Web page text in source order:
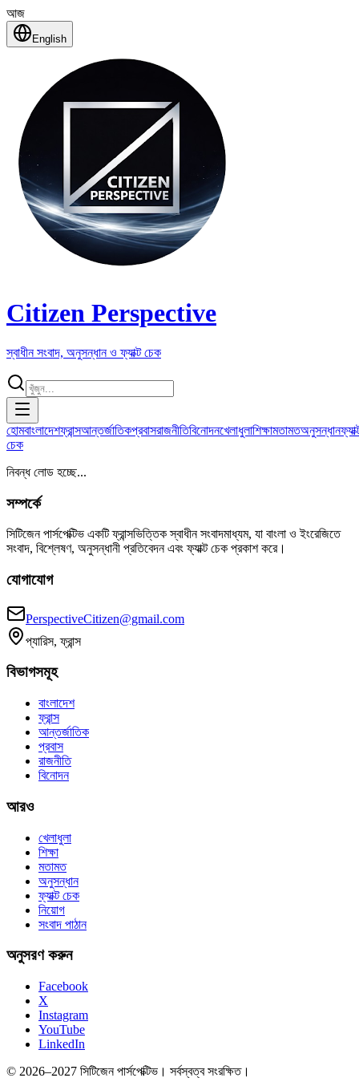
আজ
English
Citizen Perspective
স্বাধীন সংবাদ, অনুসন্ধান ও ফ্যাক্ট চেক
হোমবাংলাদেশফ্রান্সআন্তর্জাতিকপ্রবাসরাজনীতিবিনোদনখেলাধুলাশিক্ষামতামতঅনুসন্ধান
চেক
নিবন্ধ লোড হচ্ছে...
সম্পর্কে
সিটিজেন পার্সপেক্টিভ একটি ফ্রান্সভিত্তিক স্বাধীন সংবাদমাধ্যম, যা বাংলা ও ইংরেজিতে
সংবাদ, বিশ্লেষণ, অনুসন্ধানী প্রতিবেদন এবং ফ্যাক্ট চেক প্রকাশ করে।
যোগাযোগ
PerspectiveCitizen@gmail.com
প্যারিস, ফ্রান্স
বিভাগসমূহ
বাংলাদেশ
ফ্রান্স
আন্তর্জাতিক
প্রবাস
রাজনীতি
বিনোদন
আরও
খেলাধুলা
শিক্ষা
মতামত
অনুসন্ধান
ফ্যাক্ট চেক
নিয়োগ
সংবাদ পাঠান
অনুসরণ করুন
Facebook
X
Instagram
YouTube
LinkedIn
© 2026–2027 সিটিজেন পার্সপেক্টিভ। সর্বস্বত্ব সংরক্ষিত।